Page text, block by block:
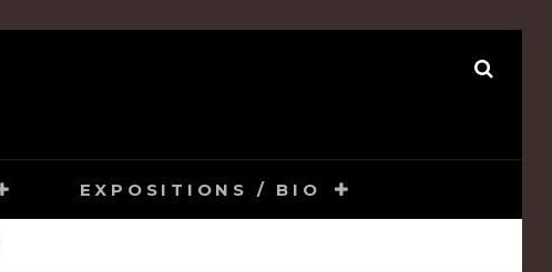
EXPOSITIONS / BIO